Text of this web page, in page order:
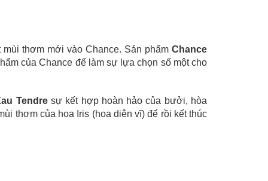
thơm mới vào Chance. Sản phẩm Chance
của Chance để làm sự lựa chọn số một cho
Tendresự kết hợp hoàn hảo của bưởi, hòa
thơm của hoa Iris (hoa diên vĩ) để rồi kết thúc